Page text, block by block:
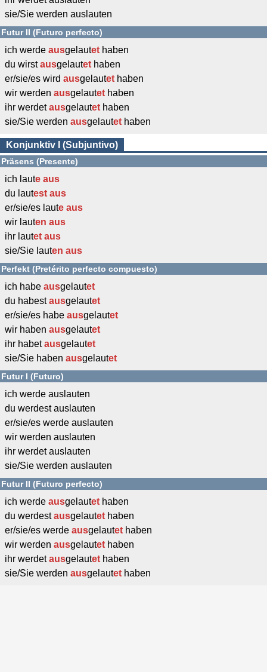
sie/Sie werden auslauten
Futur II (Futuro perfecto)
ich werde ausgelautet haben
du wirstausgelautet haben
er/sie/es wird ausgelautet haben
wir werden ausgelautet haben
ihr werdetausgelautet haben
sie/Sie werden ausgelautet haben
Konjunktiv I (Subjuntivo)
Präsens (Presente)
ich laute aus
du lautest aus
er/sie/es laute aus
wir lauten aus
ihr lautet aus
sie/Sie lauten aus
Perfekt (Pretérito perfecto compuesto)
ich habe ausgelautet
du habestausgelautet
er/sie/es habe ausgelautet
wir haben ausgelautet
ihr habetausgelautet
sie/Sie haben ausgelautet
Futur I (Futuro)
ich werde auslauten
du werdest auslauten
er/sie/es werde auslauten
wir werden auslauten
ihr werdet auslauten
sie/Sie werden auslauten
Futur II (Futuro perfecto)
ich werde ausgelautet haben
du werdestausgelautet haben
er/sie/es werde ausgelautet haben
wir werden ausgelautet haben
ihr werdetausgelautet haben
sie/Sie werden ausgelautet haben